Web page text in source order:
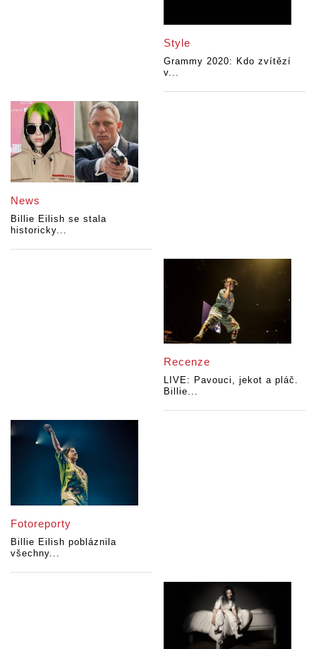
Style
Grammy 2020: Kdo zvítězí
v...
News
Billie Eilish se stala
historicky...
Recenze
LIVE: Pavouci, jekot a pláč.
Billie...
Fotoreporty
Billie Eilish pobláznila
všechny...